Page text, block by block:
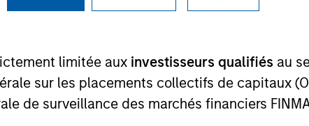
limitée aux investisseurs qualifiés au
sur les placements collectifs de capitaux
de surveillance des marchés financiers
in the women’s bodily transition space by
supply chain experts. The Company creates
maternity & postpartum, breastfeeding, and